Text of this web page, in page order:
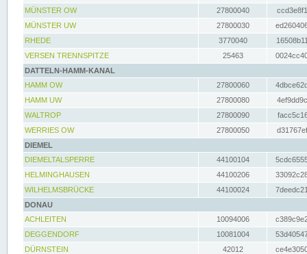
MÜNSTER OW
27800040
MÜNSTER UW
27800030
RHEDE
3770040
VERSEN TRENNSPITZE
25463
DATTELN-HAMM-KANAL
HAMM OW
27800060
HAMM UW
27800080
WALTROP
27800090
WERRIES OW
27800050
DIEMEL
DIEMELTALSPERRE
44100104
HELMINGHAUSEN
44100206
WILHELMSBRÜCKE
44100024
DONAU
ACHLEITEN
10094006
DEGGENDORF
10081004
DÜRNSTEIN
42012